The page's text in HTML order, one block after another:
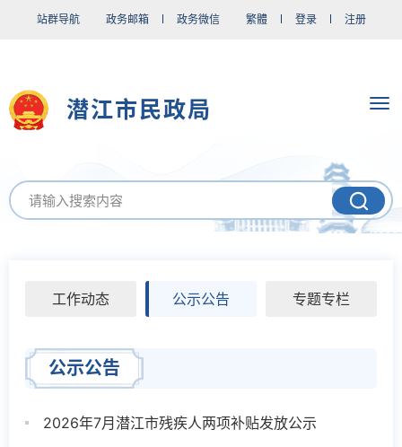
站群导航 政务邮箱 政务微信 繁體 登录 注册
潜江市民政局
工作动态 公示公告 专题专栏
公示公告
2026年7月潜江市残疾人两项补贴发放公示